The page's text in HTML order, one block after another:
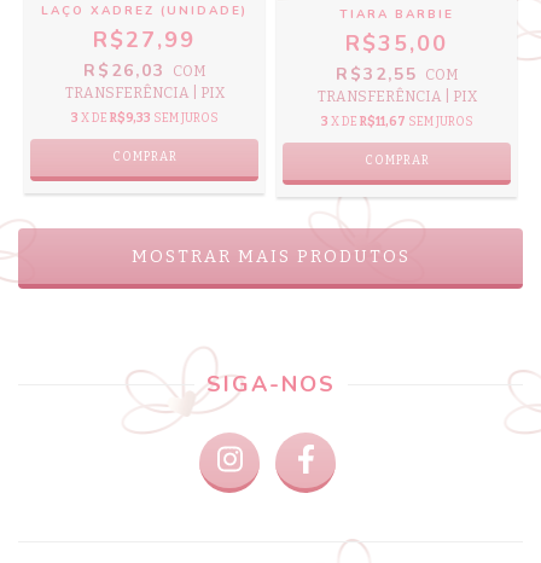
LAÇO XADREZ (UNIDADE)
R$27,99
R$26,03
COM
TRANSFERÊNCIA | PIX
3 X DE R$9,33 SEM JUROS
TIARA BARBIE
R$35,00
R$32,55
COM
TRANSFERÊNCIA | PIX
3 X DE R$11,67 SEM JUROS
MOSTRAR MAIS PRODUTOS
SIGA-NOS